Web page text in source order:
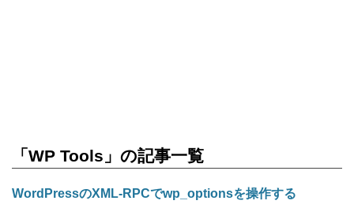
「WP Tools」の記事一覧
WordPressのXML-RPCでwp_optionsを操作する